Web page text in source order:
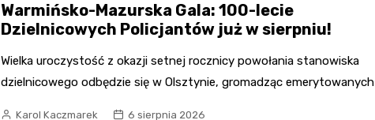
Warmińsko-Mazurska Gala: 100-lecie
Dzielnicowych Policjantów już w sierpniu!
Wielka uroczystość z okazji setnej rocznicy powołania stanowiska
dzielnicowego odbędzie się w Olsztynie, gromadząc emerytowanych
Karol Kaczmarek 6 sierpnia 2026